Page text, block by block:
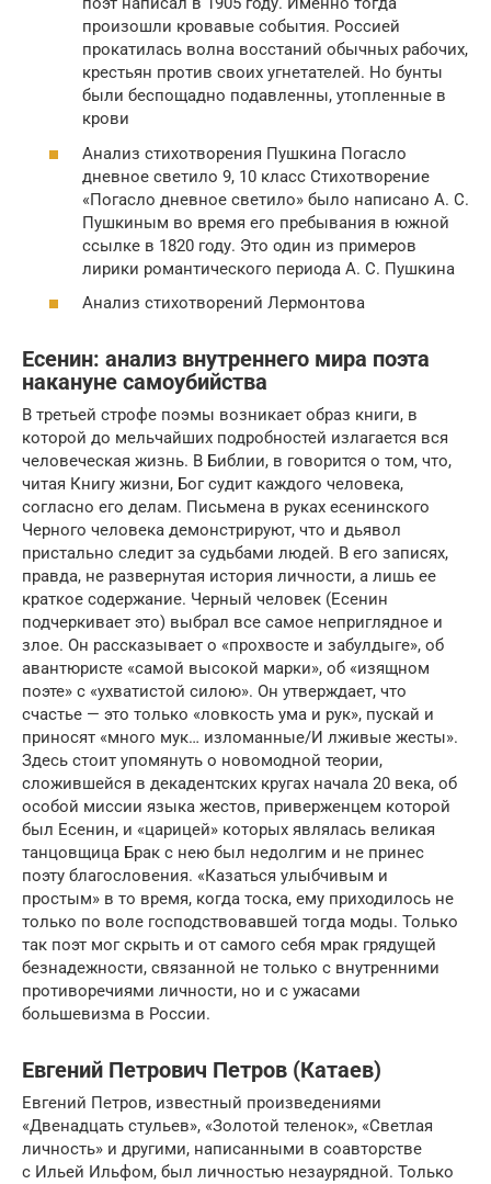
произошли кровавые события. Россией
прокатилась волна восстаний обычных рабочих,
крестьян против своих угнетателей. Но бунты
были беспощадно подавленны, утопленные в
крови
Анализ стихотворения Пушкина Погасло
дневное светило 9, 10 класс Стихотворение
«Погасло дневное светило» было написано А. С.
Пушкиным во время его пребывания в южной
ссылке в 1820 году. Это один из примеров
лирики романтического периода А. С. Пушкина
Анализ стихотворений Лермонтова
Есенин: анализ внутреннего мира поэта
накануне самоубийства
В третьей строфе поэмы возникает образ книги, в
которой до мельчайших подробностей излагается вся
человеческая жизнь. В Библии, в говорится о том, что,
читая Книгу жизни, Бог судит каждого человека,
согласно его делам. Письмена в руках есенинского
Черного человека демонстрируют, что и дьявол
пристально следит за судьбами людей. В его записях,
правда, не развернутая история личности, а лишь ее
краткое содержание. Черный человек (Есенин
подчеркивает это) выбрал все самое неприглядное и
злое. Он рассказывает о «прохвосте и забулдыге», об
авантюристе «самой высокой марки», об «изящном
поэте» с «ухватистой силою». Он утверждает, что
счастье — это только «ловкость ума и рук», пускай и
приносят «много мук… изломанные/И лживые жесты».
Здесь стоит упомянуть о новомодной теории,
сложившейся в декадентских кругах начала 20 века, об
особой миссии языка жестов, приверженцем которой
был Есенин, и «царицей» которых являлась великая
танцовщица Брак с нею был недолгим и не принес
поэту благословения. «Казаться улыбчивым и
простым» в то время, когда тоска, ему приходилось не
только по воле господствовавшей тогда моды. Только
так поэт мог скрыть и от самого себя мрак грядущей
безнадежности, связанной не только с внутренними
противоречиями личности, но и с ужасами
большевизма в России.
Евгений Петрович Петров (Катаев)
Евгений Петров, известный произведениями
«Двенадцать стульев», «Золотой теленок», «Светлая
личность» и другими, написанными в соавторстве
с Ильей Ильфом, был личностью незаурядной. Только